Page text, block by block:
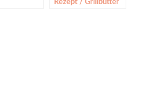
Rezept / Grillbutter